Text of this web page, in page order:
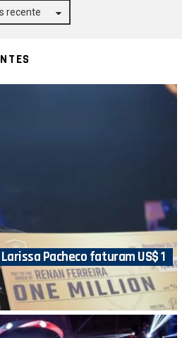
Pacheco faturam US$ 1